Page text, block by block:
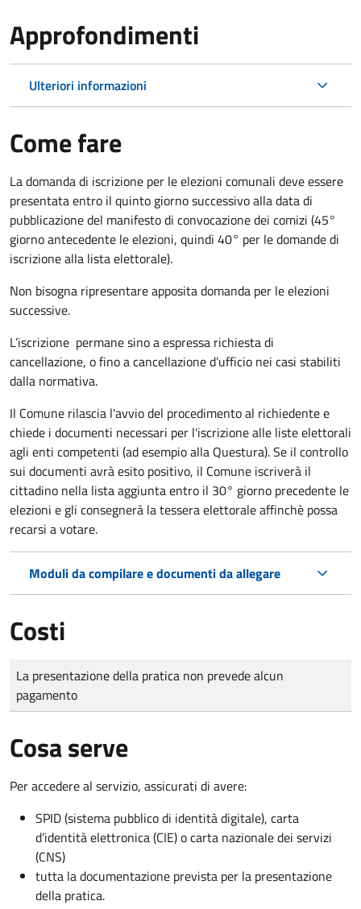
Approfondimenti
Ulteriori informazioni
Come fare
La domanda di iscrizione per le elezioni comunali deve essere
presentata entro il quinto giorno successivo alla data di
pubblicazione del manifesto di convocazione dei comizi (45°
giorno antecedente le elezioni, quindi 40° per le domande di
iscrizione alla lista elettorale).
Non bisogna ripresentare apposita domanda per le elezioni
successive.
L’iscrizione permane sino a espressa richiesta di
cancellazione, o fino a cancellazione d’ufficio nei casi stabiliti
dalla normativa.
Il Comune rilascia l'avvio del procedimento al richiedente e
chiede i documenti necessari per l'iscrizione alle liste elettorali
agli enti competenti (ad esempio alla Questura). Se il controllo
sui documenti avrà esito positivo, il Comune iscriverà il
cittadino nella lista aggiunta entro il 30° giorno precedente le
elezioni e gli consegnerà la tessera elettorale affinchè possa
recarsi a votare.
Moduli da compilare e documenti da allegare
Costi
Tipo di pagamento
Importo
La presentazione della pratica non prevede alcun
pagamento
Cosa serve
Per accedere al servizio, assicurati di avere:
SPID (sistema pubblico di identità digitale), carta
d’identità elettronica (CIE) o carta nazionale dei servizi
(CNS)
tutta la documentazione prevista per la presentazione
della pratica.